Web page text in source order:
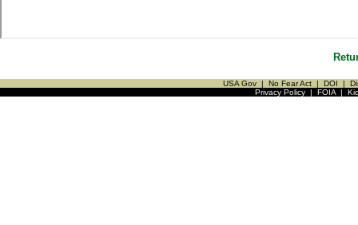
USA Gov | No Fear Act | DOI |
Privacy Policy| FOIA|